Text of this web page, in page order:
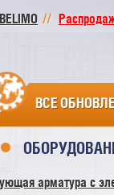
ВСЕ
арматура с